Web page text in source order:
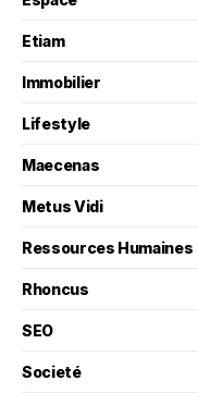
Etiam
Immobilier
Lifestyle
Maecenas
Metus Vidi
Ressources Humaines
Rhoncus
SEO
Societé